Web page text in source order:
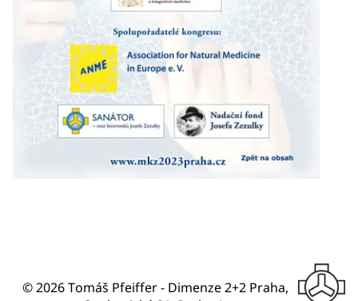
© 2026 Tomáš Pfeiffer - Dimenze 2+2 Praha,